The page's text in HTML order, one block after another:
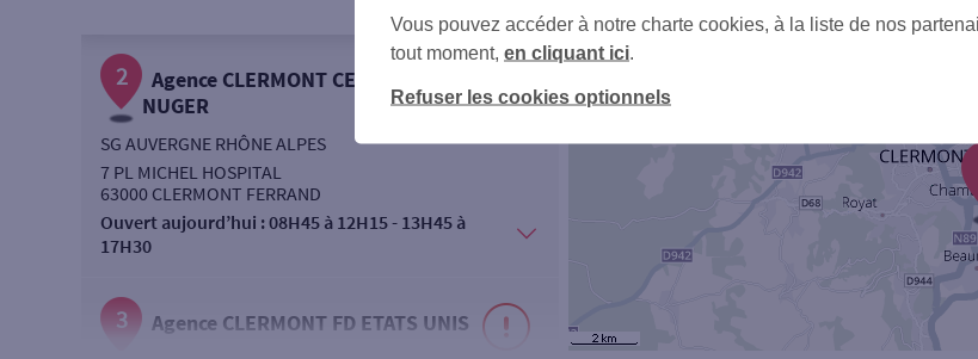
2
Agence CLERMONT CENTRE
NUGER
SG AUVERGNE RHÔNE ALPES
7 PL MICHEL HOSPITAL
63000 CLERMONT FERRAND
Ouvert aujourd’hui :08H45 à 12H15 - 13H45 à
17H30
3 Agence CLERMONT FD ETATS UNIS
Vous pouvez accéder à notre charte cookies, à la liste de nos
tout moment, en cliquant ici.
Refuser les cookies optionnels